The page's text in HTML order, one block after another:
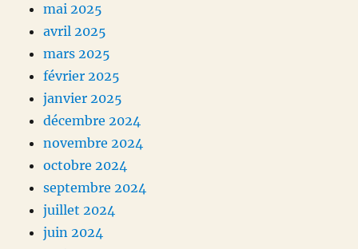
mai 2025
avril 2025
mars 2025
février 2025
janvier 2025
décembre 2024
novembre 2024
octobre 2024
septembre 2024
juillet 2024
juin 2024